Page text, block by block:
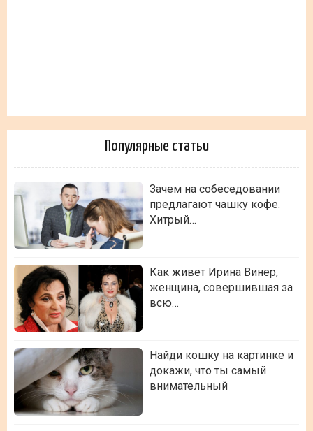
Популярные статьи
Зачем на собеседовании
предлагают чашку кофе.
Хитрый…
Как живет Ирина Винер,
женщина, совершившая за
всю…
Найди кошку на картинке и
докажи, что ты самый
внимательный